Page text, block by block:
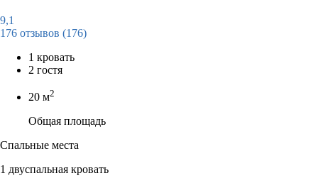
9,1
176 отзывов (176)
1 кровать
2 гостя
20 м2
Общая площадь
Спальные места
1 двуспальная кровать